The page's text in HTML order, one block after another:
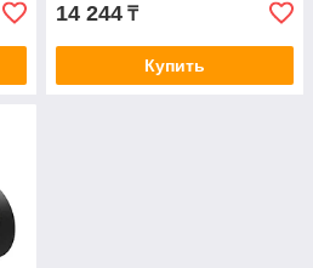
14 244 ₸
Купить